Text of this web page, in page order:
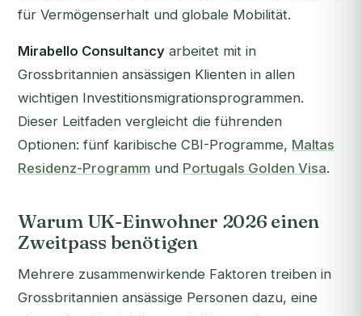
für Vermögenserhalt und globale Mobilität.
Mirabello Consultancy arbeitet mit in
Grossbritannien ansässigen Klienten in allen
wichtigen Investitionsmigrationsprogrammen.
Dieser Leitfaden vergleicht die führenden
Optionen: fünf karibische CBI-Programme, Maltas
Residenz-Programm und Portugals Golden Visa.
Warum UK-Einwohner 2026 einen
Zweitpass benötigen
Mehrere zusammenwirkende Faktoren treiben in
Grossbritannien ansässige Personen dazu, eine